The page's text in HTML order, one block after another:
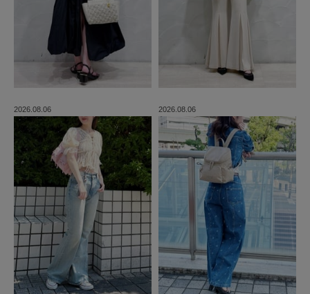
2026.08.06 2026.08.06